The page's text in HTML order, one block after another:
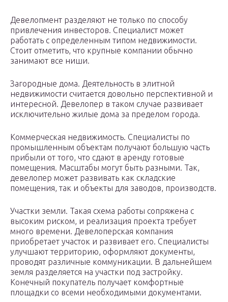
Девелопмент разделяют не только по способу
привлечения инвесторов. Специалист может
работать с определенным типом недвижимости.
Стоит отметить, что крупные компании обычно
занимают все ниши.
Загородные дома. Деятельность в элитной
недвижимости считается довольно перспективной и
интересной. Девелопер в таком случае развивает
исключительно жилые дома за пределом города.
Коммерческая недвижимость. Специалисты по
промышленным объектам получают большую часть
прибыли от того, что сдают в аренду готовые
помещения. Масштабы могут быть разными. Так,
девелопер может развивать как складские
помещения, так и объекты для заводов, производств.
Участки земли. Такая схема работы сопряжена с
высоким риском, и реализация проекта требует
много времени. Девелоперская компания
приобретает участок и развивает его. Специалисты
улучшают территорию, оформляют документы,
проводят различные коммуникации. В дальнейшем
земля разделяется на участки под застройку.
Конечный покупатель получает комфортные
площадки со всеми необходимыми документами.